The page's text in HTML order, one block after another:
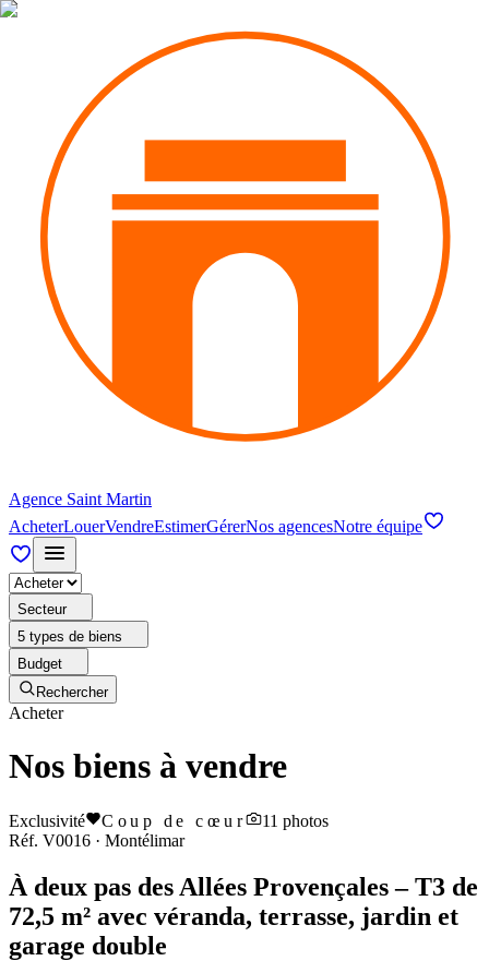
Agence Saint Martin
AcheterLouerVendreEstimerGérerNos agencesNotre équipe
Secteur
5 types de biens
Budget
Rechercher
Acheter
Nos biens à vendre
Exclusivité Coup de cœur 11 photos
Réf. V0016 · Montélimar
À deux pas des Allées Provençales – T3 de
72,5 m² avec véranda, terrasse, jardin et
garage double